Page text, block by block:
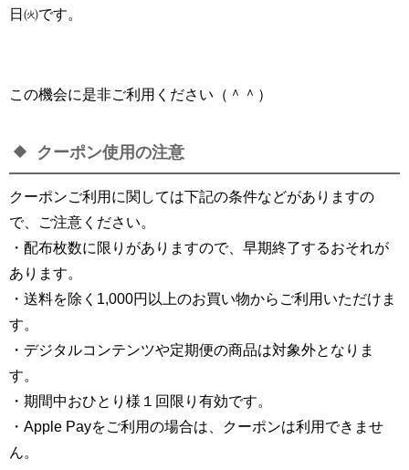
日㈫です。
この機会に是非ご利用ください（＾＾）
クーポン使用の注意
クーポンご利用に関しては下記の条件などがありますの
で、ご注意ください。
・配布枚数に限りがありますので、早期終了するおそれが
あります。
・送料を除く1,000円以上のお買い物からご利用いただけま
す。
・デジタルコンテンツや定期便の商品は対象外となりま
す。
・期間中おひとり様１回限り有効です。
・Apple Payをご利用の場合は、クーポンは利用できませ
ん。